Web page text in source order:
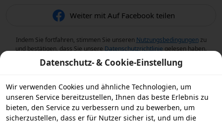
Weiter mit Auf Facebook teilen
Indem Sie fortfahren, stimmen Sie unseren Nutzungsbedingungen zu
und bestätigen, dass Sie unsere Datenschutzrichtlinie gelesen haben.
Datenschutz- & Cookie-Einstellung
Wir verwenden Cookies und ähnliche Technologien, um
unseren Service bereitzustellen, Ihnen das beste Erlebnis zu
bieten, den Service zu verbessern und zu bewerben, um
sicherzustellen, dass er für Nutzer sicher ist, und um die